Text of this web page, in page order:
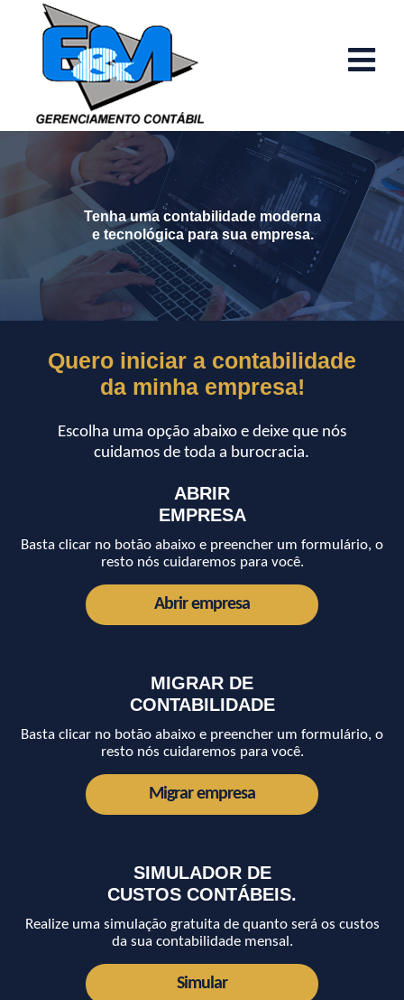
Tenha uma contabilidade moderna
e tecnológica para sua empresa.
Quero iniciar a contabilidade
da minha empresa!
Escolha uma opção abaixo e deixe que nós
cuidamos de toda a burocracia.
ABRIR
EMPRESA
Basta clicar no botão abaixo e preencher um formulário, o
resto nós cuidaremos para você.
Abrir empresa
MIGRAR DE
CONTABILIDADE
Basta clicar no botão abaixo e preencher um formulário, o
resto nós cuidaremos para você.
Migrar empresa
SIMULADOR DE
CUSTOS CONTÁBEIS.
Realize uma simulação gratuita de quanto será os custos
da sua contabilidade mensal.
Simular